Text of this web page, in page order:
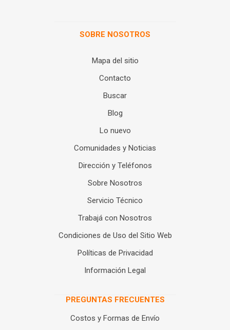
SOBRE NOSOTROS
Mapa del sitio
Contacto
Buscar
Blog
Lo nuevo
Comunidades y Noticias
Dirección y Teléfonos
Sobre Nosotros
Servicio Técnico
Trabajá con Nosotros
Condiciones de Uso del Sitio Web
Políticas de Privacidad
Información Legal
PREGUNTAS FRECUENTES
Costos y Formas de Envío